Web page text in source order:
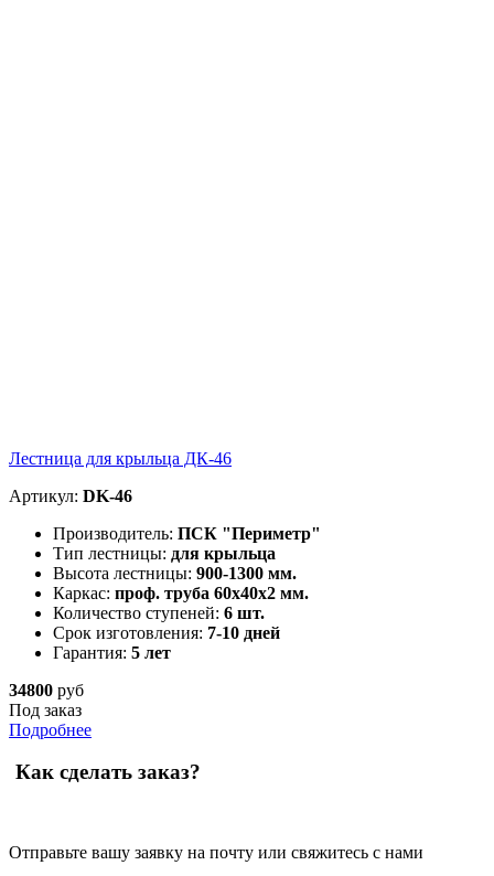
Лестница для крыльца ДК-46
Артикул: DK-46
Производитель: ПСК "Периметр"
Тип лестницы: для крыльца
Высота лестницы: 900-1300 мм.
Каркас: проф. труба 60х40х2 мм.
Количество ступеней: 6 шт.
Срок изготовления: 7-10 дней
Гарантия: 5 лет
34800 руб
Под заказ
Подробнее
Как сделать заказ?
Отправьте вашу заявку на почту или свяжитесь с нами